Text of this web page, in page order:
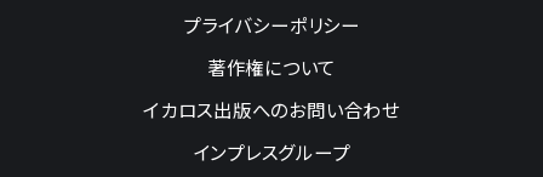
プライバシーポリシー
著作権について
イカロス出版へのお問い合わせ
インプレスグループ